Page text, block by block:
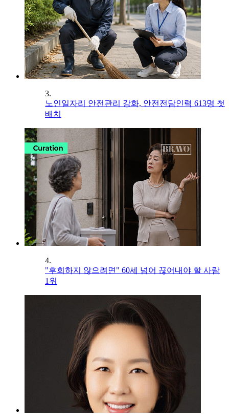
3.
노인일자리 안전관리 강화, 안전전담인력 613명 첫
배치
4.
"후회하지 않으려면" 60세 넘어 끊어내야 할 사람
1위